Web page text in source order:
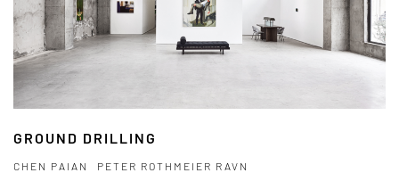
GROUND DRILLING
CHEN PAIAN
PETER ROTHMEIER RAVN